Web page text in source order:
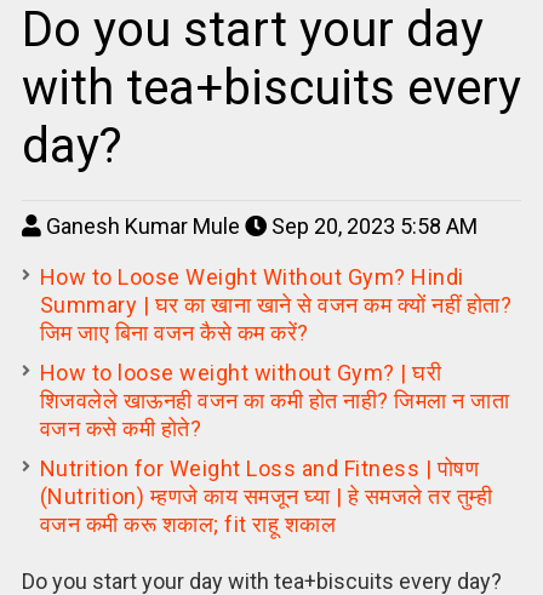
Do you start your day
with tea+biscuits every
day?
Ganesh Kumar Mule
Sep 20, 2023 5:58 AM
How to Loose Weight Without Gym? Hindi
Summary | घर का खाना खाने से वजन कम क्यों नहीं होता?
जिम जाए बिना वजन कैसे कम करें?
How to loose weight without Gym? | घरी
शिजवलेले खाऊनही वजन का कमी होत नाही? जिमला न जाता
वजन कसे कमी होते?
Nutrition for Weight Loss and Fitness | पोषण
(Nutrition) म्हणजे काय समजून घ्या | हे समजले तर तुम्ही
वजन कमी करू शकाल; fit राहू शकाल
Do you start your day with tea+biscuits every day?